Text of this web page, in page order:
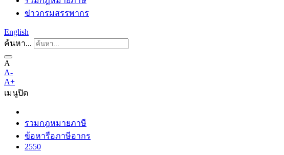
ข่าวกรมสรรพากร
English
ค้นหา...
A
A-
A+
เมนูปิด
รวมกฎหมายภาษี
ข้อหารือภาษีอากร
2550